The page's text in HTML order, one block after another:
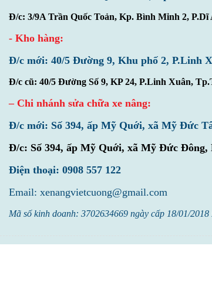
Đ/c: 3/9A Trần Quốc Toản, Kp. Bình Minh 2,
- Kho hàng:
Đ/c mới: 40/5 Đường 9, Khu phố 2, P.Linh
Đ/c cũ: 40/5 Đường Số 9, KP 24, P.Linh Xuân,
– Chi nhánh sửa chữa xe nâng:
Đ/c mới: Số 394, ấp Mỹ Quới, xã Mỹ Đức
Đ/c: Số 394, ấp Mỹ Quới, xã Mỹ Đức Đông,
Điện thoại: 0908 557 122
Email: xenangvietcuong@gmail.com
Mã số kinh doanh: 3702634669 ngày cấp 18/01/